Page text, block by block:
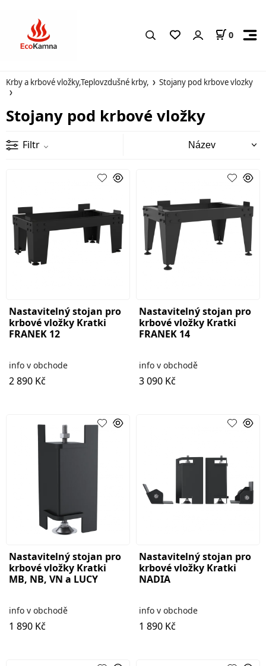
0
Krby a krbové vložky,Teplovzdušné krby, Stojany pod krbove vlozky
Stojany pod krbové vložky
Filtr
Nastavitelný stojan pro
krbové vložky Kratki
FRANEK 12
info v obchode
2 890 Kč
Nastavitelný stojan pro
krbové vložky Kratki
FRANEK 14
info v obchodě
3 090 Kč
Nastavitelný stojan pro
krbové vložky Kratki
MB, NB, VN a LUCY
info v obchodě
1 890 Kč
Nastavitelný stojan pro
krbové vložky Kratki
NADIA
info v obchode
1 890 Kč